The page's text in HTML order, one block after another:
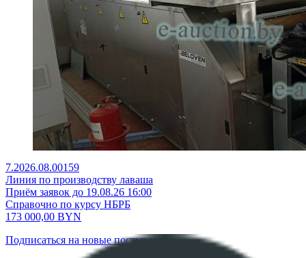
7.2026.08.00159
Линия по производству лаваша
Приём заявок до 19.08.26 16:00
Справочно по курсу НБРБ
173 000,00 BYN
Подписаться на новые поступления